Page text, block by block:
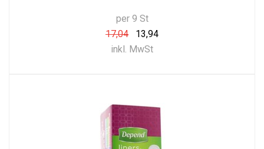
per 9 St
17,04
13,94
inkl. MwSt